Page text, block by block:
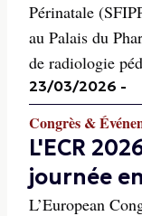
Périnatale
au Palais du
de radiologie
23/03/2026 -
Congrès &
L'ECR
journée
L’European